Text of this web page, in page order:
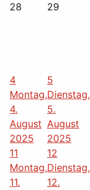
28
29
4
Montag,
4.
August
2025
5
Dienstag,
5.
August
2025
11
Montag,
11.
12
Dienstag,
12.